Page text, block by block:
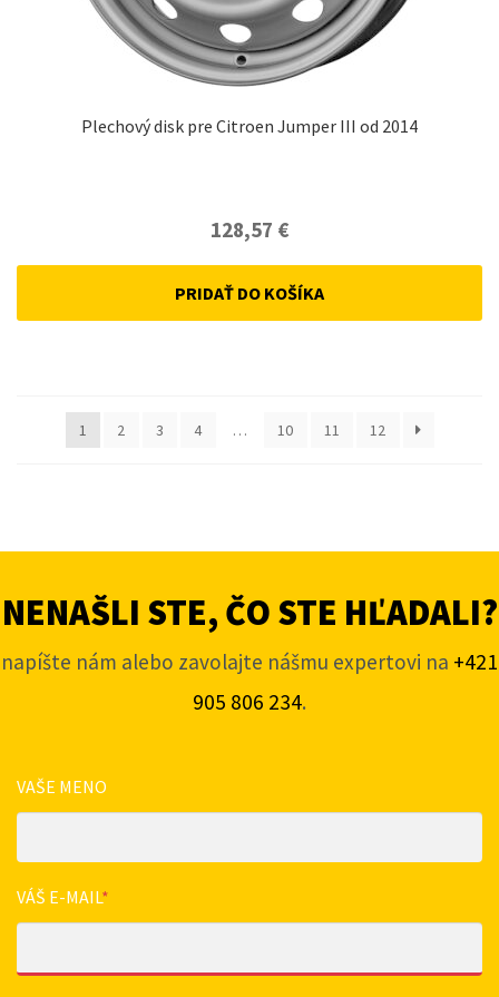
Plechový disk pre Citroen Jumper III od 2014
128,57 €
PRIDAŤ DO KOŠÍKA
1 2 3 4 … 10 11 12
NENAŠLI STE, ČO STE HĽADALI?
napíšte nám alebo zavolajte nášmu expertovi na +421
905 806 234.
VAŠE MENO
VÁŠ E-MAIL*